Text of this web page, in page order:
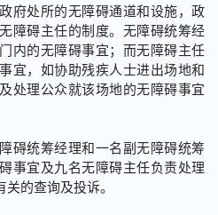
府处所的无障碍通道和设施，政
障碍主任的制度。无障碍统筹经
内的无障碍事宜；而无障碍主任
宜，如协助残疾人士进出场地和
处理公众就该场地的无障碍事宜
碍统筹经理和一名副无障碍统筹
事宜及九名无障碍主任负责处理
的查询及投诉。